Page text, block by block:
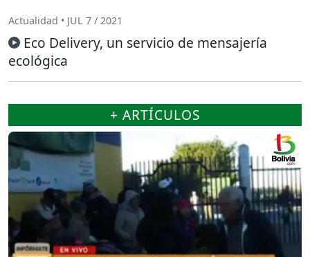
Actualidad • JUL 7 / 2021
Eco Delivery, un servicio de mensajería
ecológica
+ ARTÍCULOS